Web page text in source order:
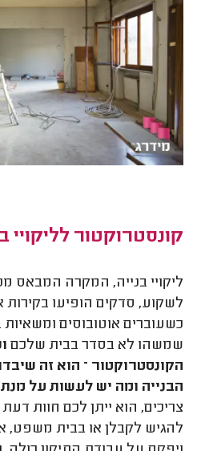
קונסטרוקטור לליקויי
ליקויי בנייה, המקרה המבאס
לשקוע, סדקים הופיעו
כשעוברים אוטובוסים
שמשהו לא בסדר בבית שלכם
הקונסטרוקטור – הוא זה
הבנייה ומה יש לעשות על
צריכים, הוא ייתן לכם חוות
להגיש לקבלן או בבית משפט,